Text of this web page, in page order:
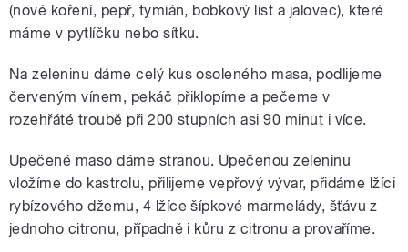
(nové koření, pepř, tymián, bobkový list a jalovec), které
máme v pytlíčku nebo sítku.
Na zeleninu dáme celý kus osoleného masa, podlijeme
červeným vínem, pekáč přiklopíme a pečeme v
rozehřáté troubě při 200 stupních asi 90 minut i více.
Upečené maso dáme stranou. Upečenou zeleninu
vložíme do kastrolu, přilijeme vepřový vývar, přidáme lžíci
rybízového džemu, 4 lžíce šípkové marmelády, šťávu z
jednoho citronu, případně i kůru z citronu a provaříme.